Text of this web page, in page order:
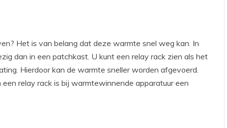
Het is van belang dat deze warmte snel weg kan. In
dan in een patchkast. U kunt een relay rack zien als het
Hierdoor kan de warmte sneller worden afgevoerd.
relay rack is bij warmtewinnende apparatuur een